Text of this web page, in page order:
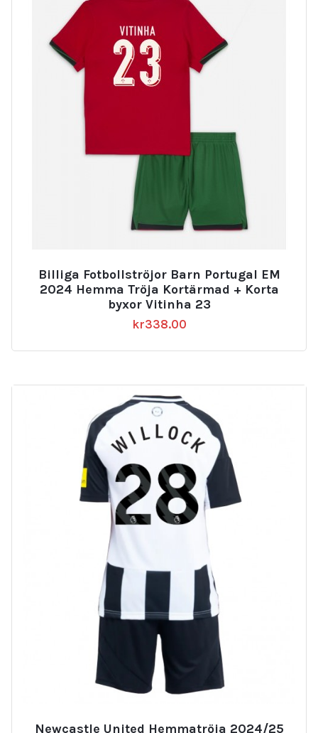
Billiga Fotbollströjor Barn Portugal EM
2024 Hemma Tröja Kortärmad + Korta
byxor Vitinha 23
kr338.00
Newcastle United Hemmatröja 2024/25